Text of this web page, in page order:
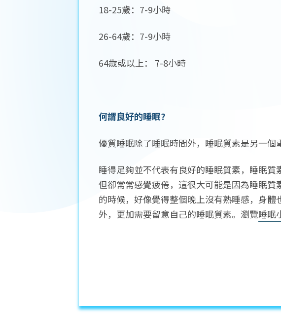
18-25歲：7-9小時
26-64歲：7-9小時
64歲或以上： 7-8小時
何謂良好的睡眠?
優質睡眠除了睡眠時間外，睡眠質素是另一個
睡得足夠並不代表有良好的睡眠質素，睡眠質
但卻常常感覺疲倦，這很大可能是因為睡眠
的時候，好像覺得整個晚上沒有熟睡感，身
外，更加需要留意自己的睡眠質素。瀏覽睡眠